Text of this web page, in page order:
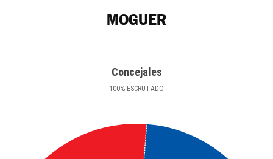
MOGUER
Concejales
100% ESCRUTADO